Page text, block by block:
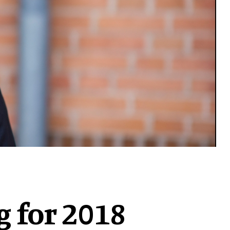
for 2018